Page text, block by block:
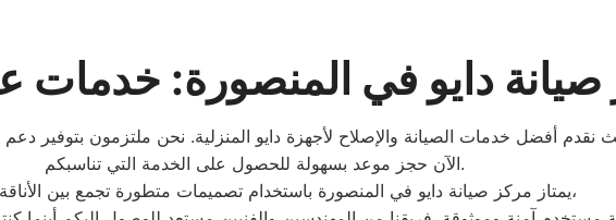
دايو في المنصورة: خدمات
أفضل خدمات الصيانة والإصلاح لأجهزة دايو المنزلية. نحن ملتزمون بتوفير
الآن حجز موعد بسهولة للحصول على الخدمة التي تناسبكم.
يمتاز مركز صيانة دايو في المنصورة باستخدام تصميمات متطورة تجمع بين الأناقة والكفاءة،